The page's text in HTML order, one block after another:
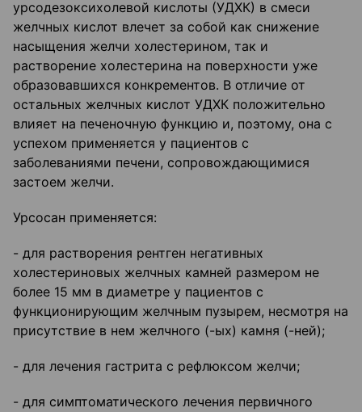
урсодезоксихолевой кислоты (УДХК) в смеси
желчных кислот влечет за собой как снижение
насыщения желчи холестерином, так и
растворение холестерина на поверхности уже
образовавшихся конкрементов. В отличие от
остальных желчных кислот УДХК положительно
влияет на печеночную функцию и, поэтому, она с
успехом применяется у пациентов с
заболеваниями печени, сопровождающимися
застоем желчи.
Урсосан применяется:
- для растворения рентген негативных
холестериновых желчных камней размером не
более 15 мм в диаметре у пациентов с
функционирующим желчным пузырем, несмотря на
присутствие в нем желчного (-ых) камня (-ней);
- для лечения гастрита с рефлюксом желчи;
- для симптоматического лечения первичного